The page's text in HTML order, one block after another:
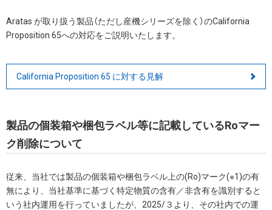
Aratas が取り扱う製品（ただし産機シリーズを除く）のCalifornia
Proposition 65への対応をご説明いたします。
California Proposition 65 に対する見解
製品の個装箱や梱包ラベル等に記載しているRoマー
ク削除について
従来、当社では製品の個装箱や梱包ラベル上の(Ro)マーク(※1)の有
無により、当社基準に基づく特定物質の含有／非含有を識別すると
いう社内運用を行っていましたが、2025/３より、その社内での運